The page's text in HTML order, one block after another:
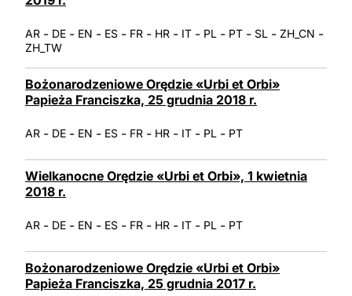
AR - DE - EN - ES - FR - HR - IT - PL - PT - SL - ZH_CN -
ZH_TW
Bożonarodzeniowe Orędzie «Urbi et Orbi»
Papieża Franciszka, 25 grudnia 2018 r.
AR - DE - EN - ES - FR - HR - IT - PL - PT
Wielkanocne Orędzie «Urbi et Orbi», 1 kwietnia
2018 r.
AR - DE - EN - ES - FR - HR - IT - PL - PT
Bożonarodzeniowe Orędzie «Urbi et Orbi»
Papieża Franciszka, 25 grudnia 2017 r.